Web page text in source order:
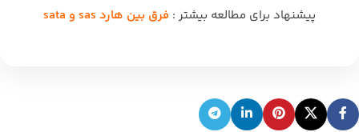
پیشنهاد برای مطالعه بیشتر : فرق بين هارد sas و sata